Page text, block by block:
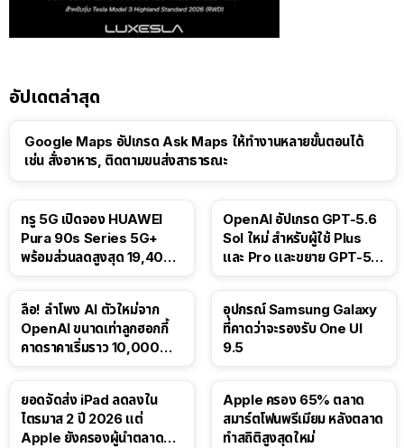
อัปเดตล่าสุด
Google Maps อัปเกรด Ask Maps ให้ทำงานหลายขั้นตอนได้
เช่น สั่งอาหาร, ติดตามขนส่งสาธารณะ
ทรู 5G เปิดจอง HUAWEI
Pura 90s Series 5G+
พร้อมส่วนลดสูงสุด 19,400
OpenAI อัปเกรด GPT-5.6
Sol ใหม่ สำหรับผู้ใช้ Plus
และ Pro และขยาย GPT-5.6
ลือ! ลำโพง AI ตัวใหม่จาก
OpenAI ขนาดเท่าลูกฮอกกี้
คาดราคาเริ่มราว 10,000
อุปกรณ์ Samsung Galaxy
ที่คาดว่าจะรองรับ One UI
9.5
ยอดจัดส่ง iPad ลดลงใน
ไตรมาส 2 ปี 2026 แต่
Apple ยังครองผู้นำตลาด
Apple ครอง 65% ตลาด
สมาร์ตโฟนพรีเมียม หลังตลาด
ทำสถิติสูงสุดใหม่